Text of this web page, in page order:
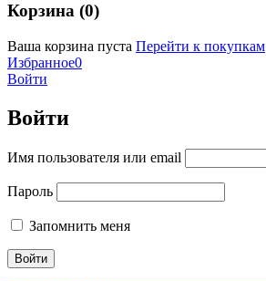
Корзина (0)
Ваша корзина пуста Перейти к покупкам
Избранное0
Войти
Войти
Имя пользователя или email
Пароль
Запомнить меня